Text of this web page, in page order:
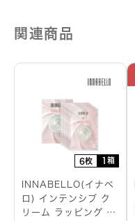
関連商品
6枚 1箱
INNABELLO(イナベ
ロ) インテンシブ ク
リーム ラッピング シ